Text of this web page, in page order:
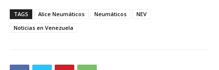
TAGS Alice Neumáticos Neumáticos
NEV
Noticias en Venezuela